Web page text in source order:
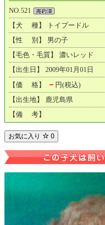
NO.521
【犬 種】 トイプードル
【性 別】 男の子
【毛色・毛質】 濃いレッド
【出生日】 2009年01月01日
【価 格】 － 円(税込)
【出生地】 鹿児島県
【備 考】
お気に入り 0